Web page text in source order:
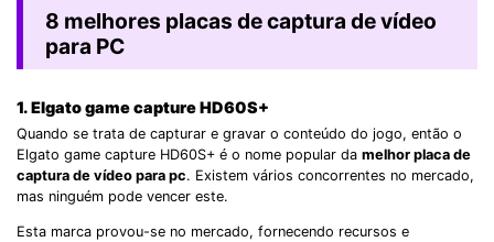
8 melhores placas de captura de vídeo
para PC
1. Elgato game capture HD60S+
Quando se trata de capturar e gravar o conteúdo do jogo, então o
Elgato game capture HD60S+ é o nome popular da melhor placa de
captura de vídeo para pc. Existem vários concorrentes no mercado,
mas ninguém pode vencer este.
Esta marca provou-se no mercado, fornecendo recursos e